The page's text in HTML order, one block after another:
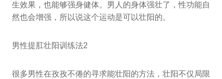
生效果，也能够强身健体。男人的身体强壮了，性功能自
然也会增强，所以说这个运动是可以壮阳的。
男性提肛壮阳训练法2
很多男性在孜孜不倦的寻求能壮阳的方法，壮阳不仅局限